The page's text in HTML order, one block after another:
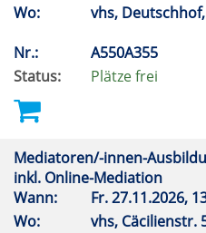
Wo:
vhs,
Nr.:
A550A355
Status:
Plätze frei
Mediatoren/-innen-
inkl. Online-Mediation
Wann:
Fr.27.11.2026,
Wo:
vhs, Cäcilienstr.